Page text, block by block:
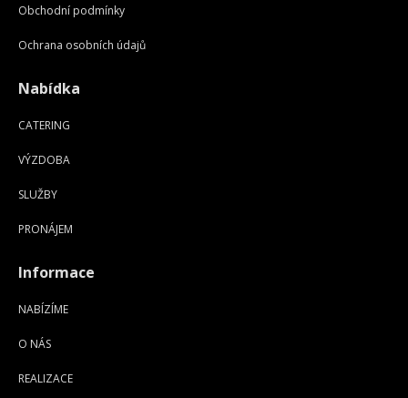
Obchodní podmínky
Ochrana osobních údajů
Nabídka
CATERING
VÝZDOBA
SLUŽBY
PRONÁJEM
Informace
NABÍZÍME
O NÁS
REALIZACE